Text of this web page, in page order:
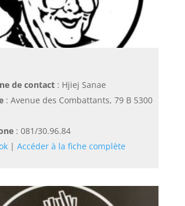
de contact: Hjiej Sanae
: Avenue des Combattants, 79 B 5300
: 081/30.96.84
| Accéder à la fiche complète